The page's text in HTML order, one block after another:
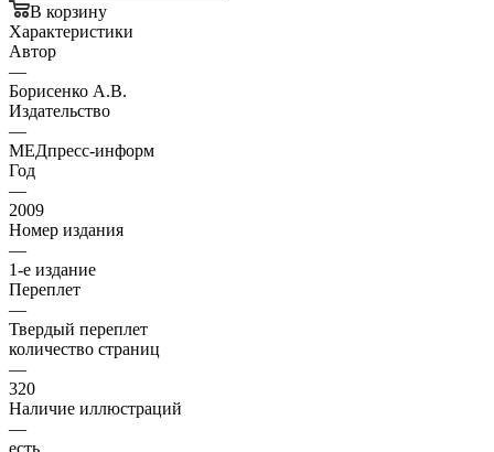
В корзину
Характеристики
Автор
—
Борисенко А.В.
Издательство
—
МЕДпресс-информ
Год
—
2009
Номер издания
—
1-е издание
Переплет
—
Твердый переплет
количество страниц
—
320
Наличие иллюстраций
—
есть